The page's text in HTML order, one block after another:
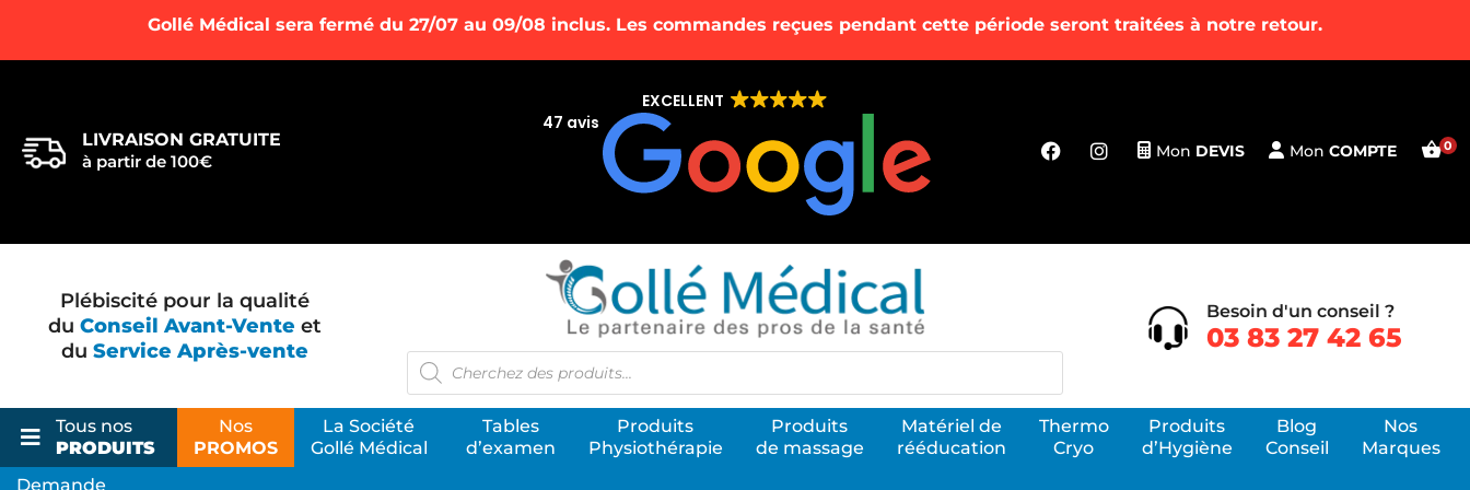
Gollé Médical sera fermé du 27/07 au 09/08 inclus. Les commandes reçues pendant cette période seront traitées à notre retour.
LIVRAISON GRATUITE
à partir de 100€
EXCELLENT
47 avis
Mon DEVIS Mon COMPTE
Plébiscité pour la qualité
duConseil Avant-Vente et
duService Après-vente
Recherche
de
produits
Besoin d'un conseil ?
03 83 27 42 65
Tous nos
PRODUITS
Nos
PROMOS
La Société
Gollé Médical
Tables
d’examen
Produits
Physiothérapie
Produits
de massage
Matériel de
rééducation
Thermo
Cryo
Produits
d’Hygiène
Blog
Conseil
Nos
Marques
Demande